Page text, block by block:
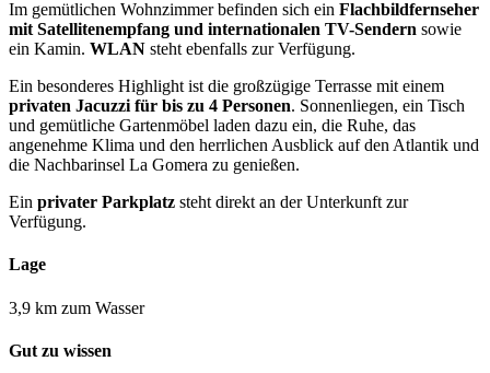
Im gemütlichen Wohnzimmer befinden sich ein Flachbildfernseher
mit Satellitenempfang und internationalen TV-Sendern sowie
ein Kamin. WLAN steht ebenfalls zur Verfügung.
Ein besonderes Highlight ist die großzügige Terrasse mit einem
privaten Jacuzzi für bis zu 4 Personen. Sonnenliegen, ein Tisch
und gemütliche Gartenmöbel laden dazu ein, die Ruhe, das
angenehme Klima und den herrlichen Ausblick auf den Atlantik und
die Nachbarinsel La Gomera zu genießen.
Ein privater Parkplatz steht direkt an der Unterkunft zur
Verfügung.
Lage
3,9 km zum Wasser
Gut zu wissen